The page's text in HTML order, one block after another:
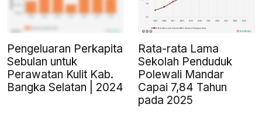
Pengeluaran Perkapita
Sebulan untuk
Perawatan Kulit Kab.
Bangka Selatan | 2024
Rata-rata Lama
Sekolah Penduduk
Polewali Mandar
Capai 7,84 Tahun
pada 2025